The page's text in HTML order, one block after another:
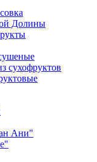
Долины
сухофруктов
Ани"